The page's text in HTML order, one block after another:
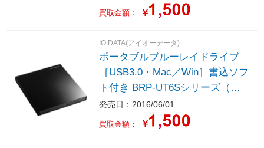
U2V-SV
買取金額： ￥
IO DATA(アイオーデータ)
ポータブルブルーレイドライブ
［USB3.0・Mac／Win］書込ソフ
ト付き BRP-UT6Sシリーズ（ピ
アノブラック） BRP-UT6SLK
発売日：2016/06/01
買取金額： ￥